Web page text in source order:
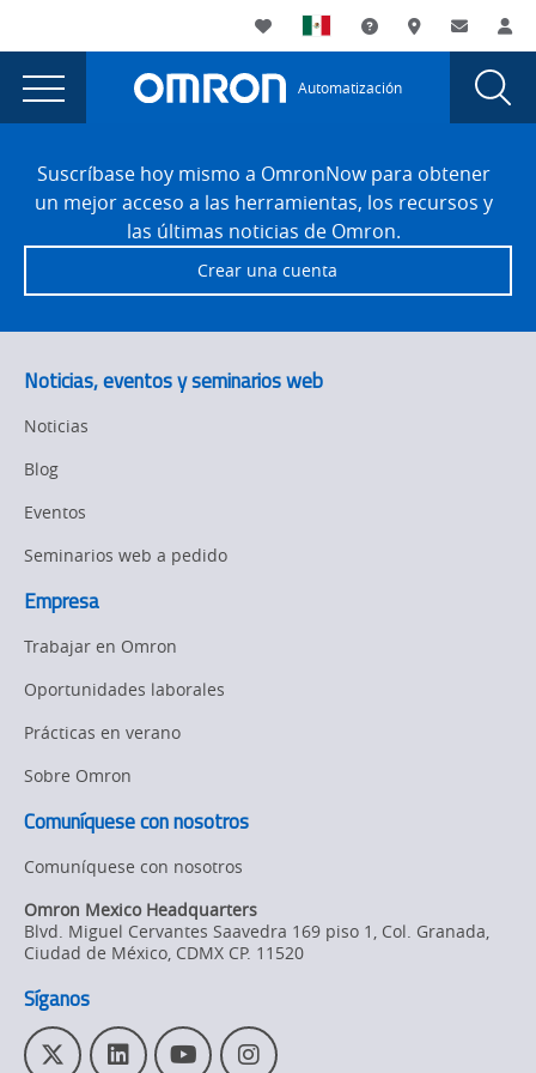
currently
viewing
the
Automation
Americas
nombra
nuevo
vicepresidente
ventas
page.
Utility
Navigation
My List Soporte DóndeContacto
Main
Navigation
Automatización
Omron
Automation
Americas
nombra
un
nuevo
vicepresidente
de
ventas
FooterSuscríbase hoy mismo a OmronNow para obtener
un mejor acceso a las herramientas, los recursos y
las últimas noticias de Omron.
Crear una cuenta
Noticias, eventos y seminarios web
Noticias
Blog
Eventos
Seminarios web a pedido
Empresa
Trabajar en Omron
Oportunidades laborales
Prácticas en verano
Sobre Omron
Comuníquese con nosotros
Comuníquese con nosotros
Omron Mexico Headquarters
Blvd. Miguel Cervantes Saavedra 169 piso 1, Col. Granada,
Ciudad de México, CDMX CP. 11520
Síganos
T L Y I